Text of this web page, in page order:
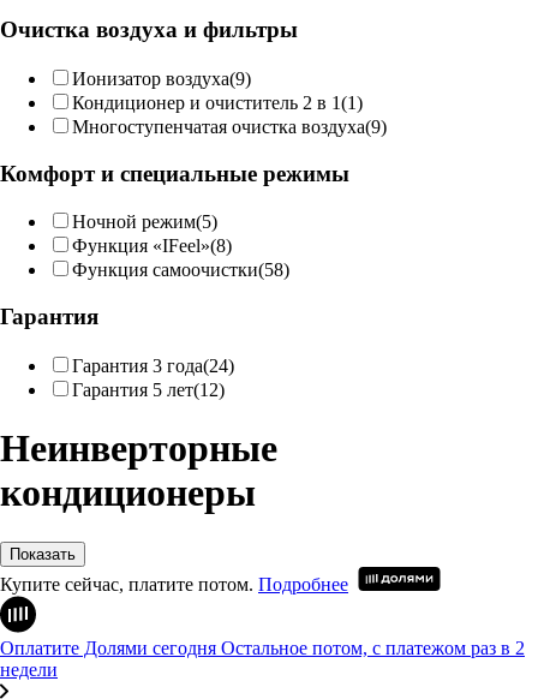
Очистка воздуха и фильтры
Ионизатор воздуха(9)
Кондиционер и очиститель 2 в 1(1)
Многоступенчатая очистка воздуха(9)
Комфорт и специальные режимы
Ночной режим(5)
Функция «IFeel»(8)
Функция самоочистки(58)
Гарантия
Гарантия 3 года(24)
Гарантия 5 лет(12)
Неинверторные
кондиционеры
Показать
Купите сейчас, платите потом. Подробнее
Оплатите Долями сегодня Остальное потом, с платежом раз в 2
недели